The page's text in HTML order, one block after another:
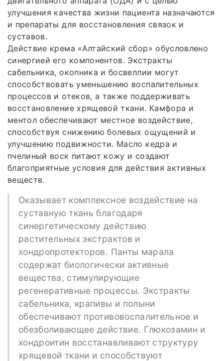
улучшения качества жизни пациента назначаются
и препараты для восстановления связок и
суставов.
Действие крема «Алтайский сбор» обусловлено
синергией его компонентов. Экстракты
сабельника, окопника и босвеллии могут
способствовать уменьшению воспалительных
процессов и отеков, а также поддерживать
восстановление хрящевой ткани. Камфора и
ментол обеспечивают местное воздействие,
способствуя снижению болевых ощущений и
улучшению подвижности. Масло кедра и
пчелиный воск питают кожу и создают
благоприятные условия для действия активных
веществ.
Оказывает комплексное воздействие на
суставную ткань благодаря
синергетическому действию
растительных экстрактов и
хондропротекторов. Панты марала
содержат биологически активные
вещества, стимулирующие
регенеративные процессы. Экстракты
сабельника, крапивы и полыни
обеспечивают противовоспалительное и
обезболивающее действие. Глюкозамин и
хондроитин восстанавливают структуру
хрящевой ткани и способствуют